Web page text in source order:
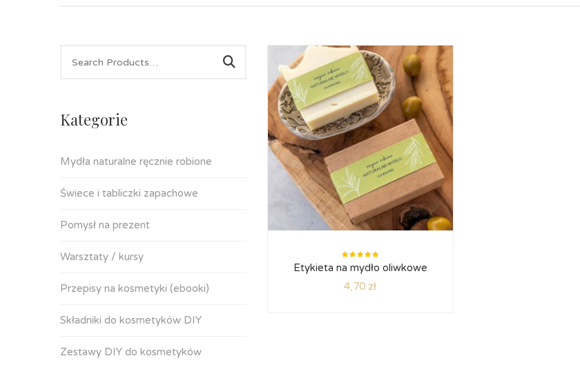
Kategorie
Mydła naturalne ręcznie robione
Świece i tabliczki zapachowe
Pomysł na prezent
Warsztaty / kursy
Przepisy na kosmetyki (ebooki)
Składniki do kosmetyków DIY
Zestawy DIY do kosmetyków
Oceniono
5.00na
5
Etykieta na mydło oliwkowe
4,70 zł